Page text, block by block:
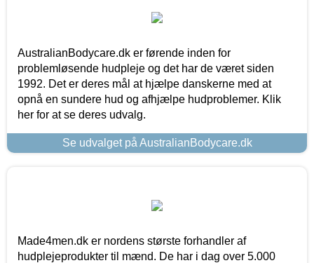
AustralianBodycare.dk er førende inden for
problemløsende hudpleje og det har de været siden
1992. Det er deres mål at hjælpe danskerne med at
opnå en sundere hud og afhjælpe hudproblemer. Klik
her for at se deres udvalg.
Se udvalget på AustralianBodycare.dk
Made4men.dk er nordens største forhandler af
hudplejeprodukter til mænd. De har i dag over 5.000